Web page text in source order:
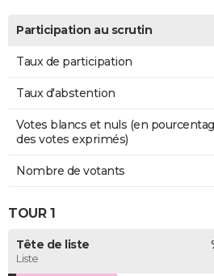
Participation au scrutin
Taux de participation
Taux d'abstention
Votes blancs et nuls (en
des votes exprimés)
Nombre de votants
TOUR 1
Tête de liste
Liste